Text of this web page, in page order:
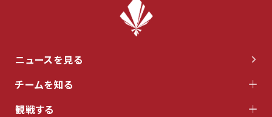
ニュースを見る
チームを知る
観戦する